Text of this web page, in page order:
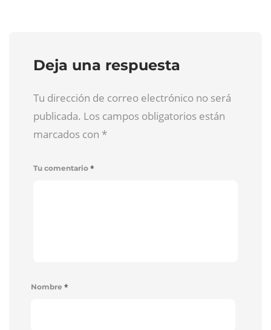
Deja una respuesta
Tu dirección de correo electrónico no será
publicada. Los campos obligatorios están
marcados con *
Tu comentario *
Nombre *